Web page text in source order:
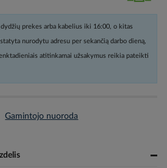
prekes arba kabelius iki 16:00, o kitas
nurodytu adresu per sekančią darbo dieną,
atitinkamai užsakymus reikia pateikti
Gamintojo nuoroda